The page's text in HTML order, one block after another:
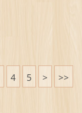
4 5 > >>